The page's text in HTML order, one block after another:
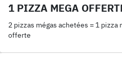
1 PIZZA MEGA
2 pizzas mégas achetées = 1 pizza
offerte